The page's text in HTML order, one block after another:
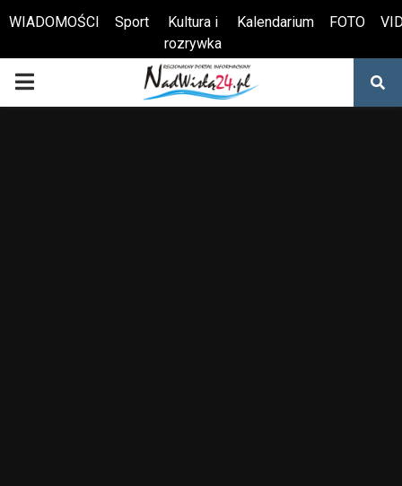
Otwórz pasek narzędzi
WIADOMOŚCI Sport
Kultura i
rozrywka
Kalendarium FOTO
PRIMARY